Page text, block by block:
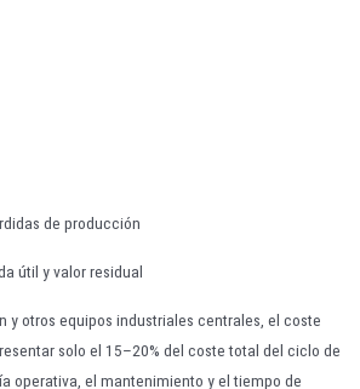
de producción
útil y valor residual
y otros equipos industriales centrales, el coste
solo el 15–20% del coste total del ciclo de
operativa, el mantenimiento y el tiempo de